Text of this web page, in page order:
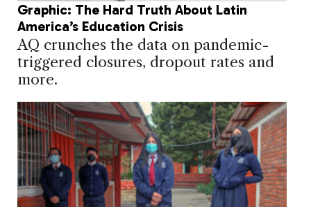
Graphic: The Hard Truth About Latin
America’s Education Crisis
AQ crunches the data on pandemic-
triggered closures, dropout rates and
more.